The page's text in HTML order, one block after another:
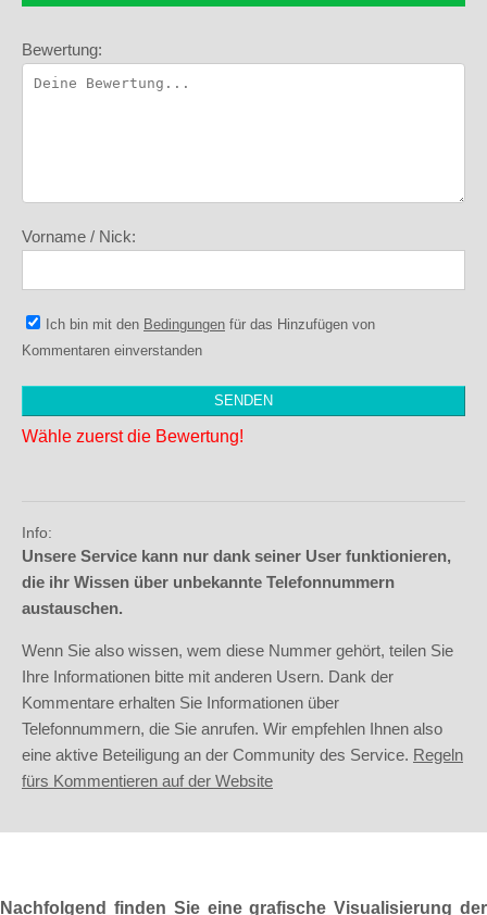
Bewertung:
Vorname / Nick:
Ich bin mit den Bedingungen für das Hinzufügen von
Kommentaren einverstanden
Wähle zuerst die Bewertung!
Info:
Unsere Service kann nur dank seiner User funktionieren,
die ihr Wissen über unbekannte Telefonnummern
austauschen.
Wenn Sie also wissen, wem diese Nummer gehört, teilen Sie
Ihre Informationen bitte mit anderen Usern. Dank der
Kommentare erhalten Sie Informationen über
Telefonnummern, die Sie anrufen. Wir empfehlen Ihnen also
eine aktive Beteiligung an der Community des Service. Regeln
fürs Kommentieren auf der Website
Nachfolgend finden Sie eine grafische Visualisierung der